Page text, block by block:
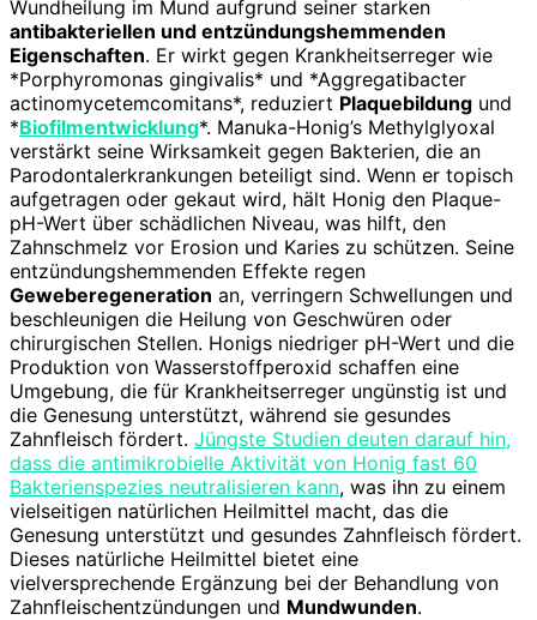
Wundheilung im Mund aufgrund seiner starken
antibakteriellen und entzündungshemmenden
Eigenschaften. Er wirkt gegen Krankheitserreger wie
*Porphyromonas gingivalis* und *Aggregatibacter
actinomycetemcomitans*, reduziert Plaquebildung und
*Biofilmentwicklung*. Manuka-Honig’s Methylglyoxal
verstärkt seine Wirksamkeit gegen Bakterien, die an
Parodontalerkrankungen beteiligt sind. Wenn er topisch
aufgetragen oder gekaut wird, hält Honig den Plaque-
pH-Wert über schädlichen Niveau, was hilft, den
Zahnschmelz vor Erosion und Karies zu schützen. Seine
entzündungshemmenden Effekte regen
Geweberegeneration an, verringern Schwellungen und
beschleunigen die Heilung von Geschwüren oder
chirurgischen Stellen. Honigs niedriger pH-Wert und die
Produktion von Wasserstoffperoxid schaffen eine
Umgebung, die für Krankheitserreger ungünstig ist und
die Genesung unterstützt, während sie gesundes
Zahnfleisch fördert. Jüngste Studien deuten darauf hin,
dass die antimikrobielle Aktivität von Honig fast 60
Bakterienspezies neutralisieren kann, was ihn zu einem
vielseitigen natürlichen Heilmittel macht, das die
Genesung unterstützt und gesundes Zahnfleisch fördert.
Dieses natürliche Heilmittel bietet eine
vielversprechende Ergänzung bei der Behandlung von
Zahnfleischentzündungen und Mundwunden.